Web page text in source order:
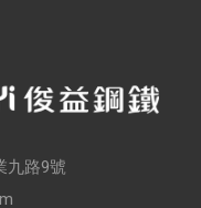
九路9號